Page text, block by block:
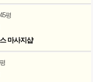
45평
마사지샵